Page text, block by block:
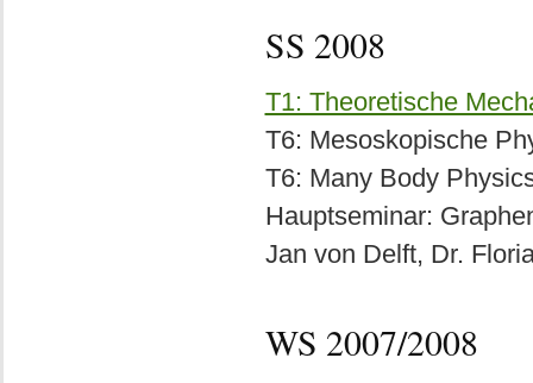
SS 2008
T1: Theoretische
T6: Mesoskopische
T6: Many Body
Hauptseminar:
Jan von Delft, Dr.
WS 2007/2008